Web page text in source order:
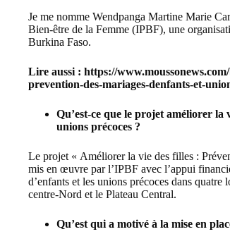
Je me nomme Wendpanga Martine Marie
Bien-être de la Femme (IPBF), une
Burkina Faso.
Lire aussi : https://
prevention-des-mariages-denfants-et-
Qu’est-ce que le projet améliorer
unions précoces ?
Le projet « Améliorer la vie des filles :
mis en œuvre par l’IPBF avec l’appui
d’enfants et les unions précoces dans
centre-Nord et le Plateau Central.
Qu’est qui a motivé à la mise en